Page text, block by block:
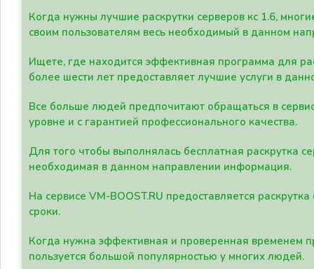
Когда нужны лучшие раскрутки серверов кс 1.6,
своим пользователям весь необходимый в данном
Ищете, где находится эффективная программа для
более шести лет предоставляет лучшие услуги в
Все больше людей предпочитают обращаться в
уровне и с гарантией профессионального качества.
Для того чтобы выполнялась бесплатная раскрутка
необходимая в данном направлении информация.
На сервисе VM-BOOST.RU предоставляется
сроки.
Когда нужна эффективная и проверенная временем
пользуется большой популярностью у многих людей.